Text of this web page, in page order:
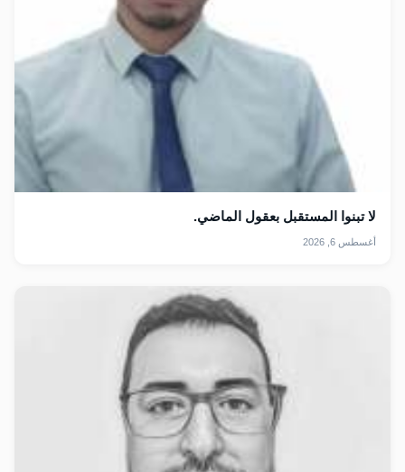
لا تبنوا المستقبل بعقول الماضي.
أغسطس 6, 2026